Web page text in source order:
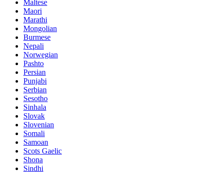
Maltese
Maori
Marathi
Mongolian
Burmese
Nepali
Norwegian
Pashto
Persian
Punjabi
Serbian
Sesotho
Sinhala
Slovak
Slovenian
Somali
Samoan
Scots Gaelic
Shona
Sindhi